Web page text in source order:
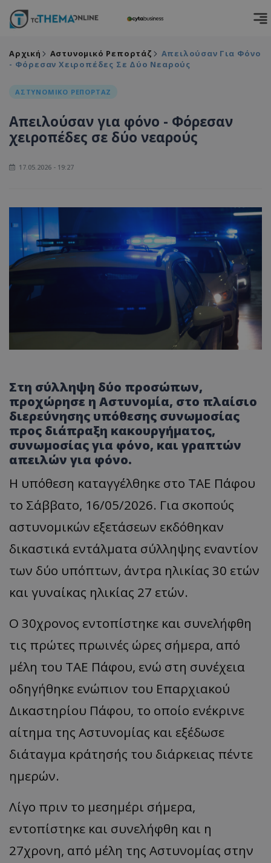
Αρχική Αστυνομικό Ρεπορτάζ
Απειλούσαν Για Φόνο
- Φόρεσαν Χειροπέδες Σε Δύο Νεαρούς
ΑΣΤΥΝΟΜΙΚΟ ΡΕΠΟΡΤΑΖ
Απειλούσαν για φόνο - Φόρεσαν
χειροπέδες σε δύο νεαρούς
17.05.2026 - 19:27
Στη σύλληψη δύο προσώπων,
προχώρησε η Αστυνομία, στο πλαίσιο
διερεύνησης υπόθεσης συνωμοσίας
προς διάπραξη κακουργήματος,
συνωμοσίας για φόνο, και γραπτών
απειλών για φόνο.
Η υπόθεση καταγγέλθηκε στο ΤΑΕ Πάφου
το Σάββατο, 16/05/2026. Για σκοπούς
αστυνομικών εξετάσεων εκδόθηκαν
δικαστικά εντάλματα σύλληψης εναντίον
των δύο υπόπτων, άντρα ηλικίας 30 ετών
και γυναίκας ηλικίας 27 ετών.
Ο 30χρονος εντοπίστηκε και συνελήφθη
τις πρώτες πρωινές ώρες σήμερα, από
μέλη του ΤΑΕ Πάφου, ενώ στη συνέχεια
οδηγήθηκε ενώπιον του Επαρχιακού
Δικαστηρίου Πάφου, το οποίο ενέκρινε
αίτημα της Αστυνομίας και εξέδωσε
διάταγμα κράτησής του διάρκειας πέντε
ημερών.
Λίγο πριν το μεσημέρι σήμερα,
εντοπίστηκε και συνελήφθη και η
27χρονη, από μέλη της Αστυνομίας στην